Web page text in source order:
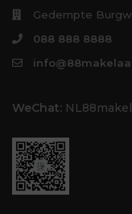
Gedempte
088 888 8888
WeChat: